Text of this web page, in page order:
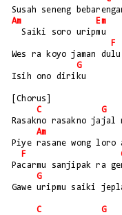
Susah seneng
Am
Em
  Saiki soro uripmu
F
Wes ra koyo jaman dulu
G
Isih ono diriku
[Chorus]
C
G
Rasakno rasakno jajal
Am
Piye rasane wong
F
Pacarmu sanjipak ra
G
Gawe uripmu saiki
C
G